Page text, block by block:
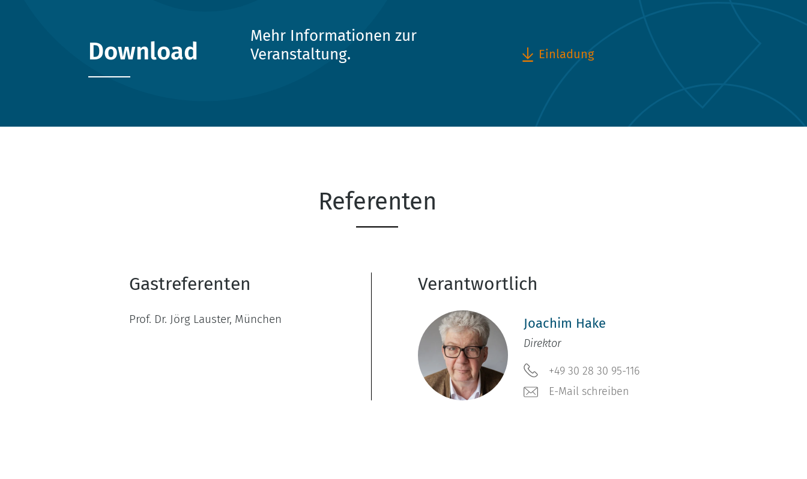
Download
Mehr Informationen zur
Veranstaltung.
Einladung
Referenten
Gastreferenten
Prof. Dr. Jörg Lauster, München
Verantwortlich
Joachim Hake
Direktor
+49 30 28 30 95-116
E-Mail schreiben